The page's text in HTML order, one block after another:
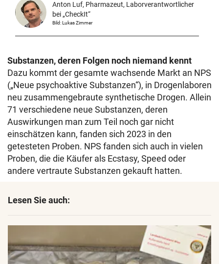
Anton Luf, Pharmazeut, Laborverantwortlicher
bei „CheckIt“
Bild: Lukas Zimmer
Substanzen, deren Folgen noch niemand kennt
Dazu kommt der gesamte wachsende Markt an NPS
(„Neue psychoaktive Substanzen“), in Drogenlaboren
neu zusammengebraute synthetische Drogen. Allein
71 verschiedene neue Substanzen, deren
Auswirkungen man zum Teil noch gar nicht
einschätzen kann, fanden sich 2023 in den
getesteten Proben. NPS fanden sich auch in vielen
Proben, die die Käufer als Ecstasy, Speed oder
andere vertraute Substanzen gekauft hatten.
Lesen Sie auch: